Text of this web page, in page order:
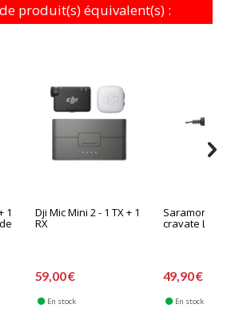
produit(s) équivalent(s) :
1 Dji Mic Mini 2 - 1 TX + 1
RX
59,00 €
En stock
Saramonic
cravate
49,90 €
En stock